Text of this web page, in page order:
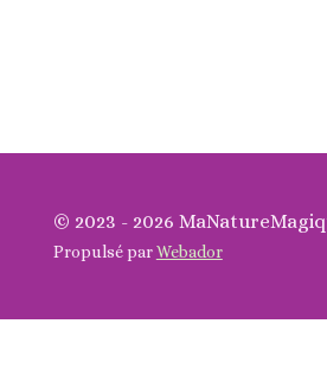
© 2023 - 2026
Propulsé parWebador